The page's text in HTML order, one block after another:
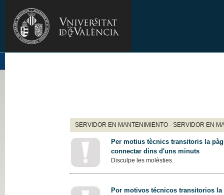
SERVIDOR EN MANTENIMIENTO - SERVIDOR EN
Per motius tècnics transitoris la
connectar dins d'uns minuts
Disculpe les molèsties.
Por motivos técnicos transitorios